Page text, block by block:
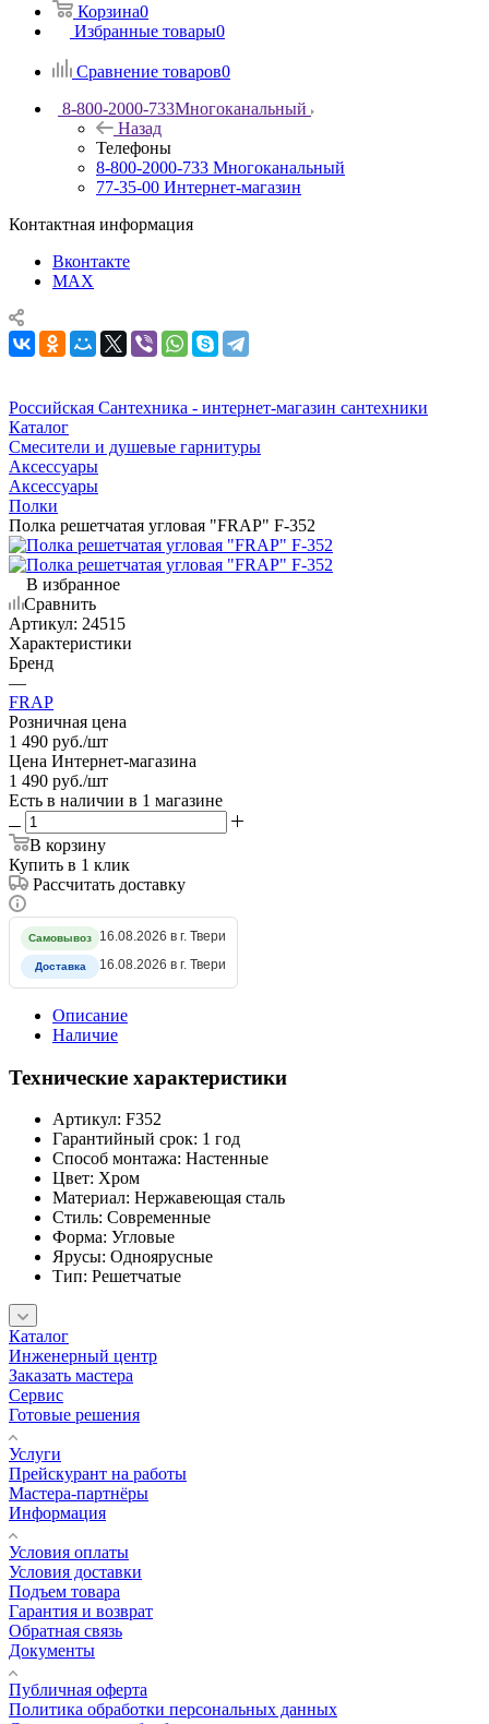
Корзина0
Избранные товары0
Сравнение товаров0
8-800-2000-733Многоканальный
Назад
Телефоны
8-800-2000-733 Многоканальный
77-35-00 Интернет-магазин
Контактная информация
Вконтакте
MAX
Российская Сантехника - интернет-магазин сантехники
Каталог
Смесители и душевые гарнитуры
Аксессуары
Аксессуары
Полки
Полка решетчатая угловая "FRAP" F-352
В избранное
Сравнить
Артикул: 24515
Характеристики
Бренд
—
FRAP
Розничная цена
1 490 руб./шт
Цена Интернет-магазина
1 490 руб./шт
Есть в наличии в 1 магазине
В корзину
Купить в 1 клик
Рассчитать доставку
Самовывоз 16.08.2026 в г. Твери
Доставка 16.08.2026 в г. Твери
Описание
Наличие
Технические характеристики
Артикул: F352
Гарантийный срок: 1 год
Способ монтажа: Настенные
Цвет: Хром
Материал: Нержавеющая сталь
Стиль: Современные
Форма: Угловые
Ярусы: Одноярусные
Тип: Решетчатые
Каталог
Инженерный центр
Заказать мастера
Сервис
Готовые решения
Услуги
Прейскурант на работы
Мастера-партнёры
Информация
Условия оплаты
Условия доставки
Подъем товара
Гарантия и возврат
Обратная связь
Документы
Публичная оферта
Политика обработки персональных данных